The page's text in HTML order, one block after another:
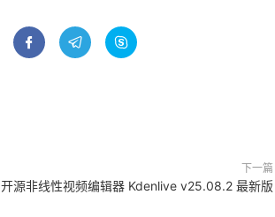
  
下一篇
开源非线性视频编辑器 Kdenlive v25.08.2 最新版